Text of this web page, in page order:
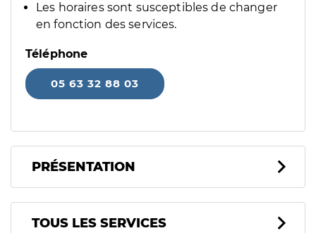
Les horaires sont susceptibles de changer
en fonction des services.
Téléphone
05 63 32 88 03
PRÉSENTATION
Tous les services
TOUS LES SERVICES